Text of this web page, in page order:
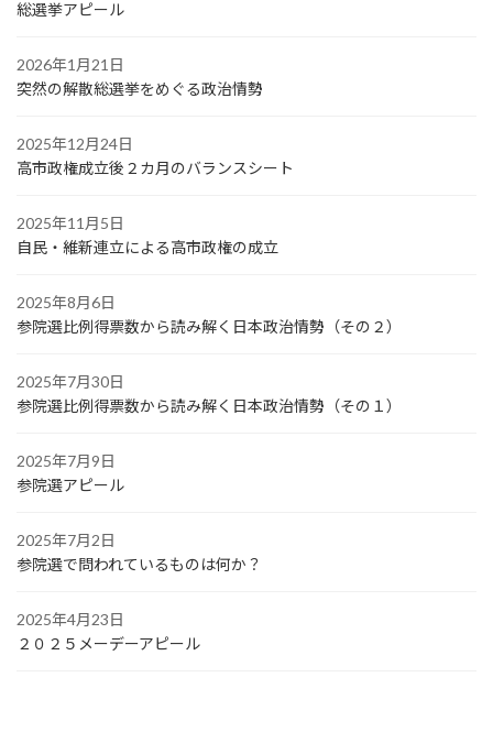
総選挙アピール
2026年1月21日
突然の解散総選挙をめぐる政治情勢
2025年12月24日
高市政権成立後２カ月のバランスシート
2025年11月5日
自民・維新連立による高市政権の成立
2025年8月6日
参院選比例得票数から読み解く日本政治情勢（その２）
2025年7月30日
参院選比例得票数から読み解く日本政治情勢（その１）
2025年7月9日
参院選アピール
2025年7月2日
参院選で問われているものは何か？
2025年4月23日
２０２５メーデーアピール